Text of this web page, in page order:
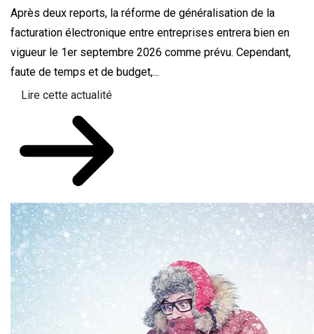
Après deux reports, la réforme de généralisation de la
facturation électronique entre entreprises entrera bien en
vigueur le 1er septembre 2026 comme prévu. Cependant,
faute de temps et de budget,...
Lire cette actualité